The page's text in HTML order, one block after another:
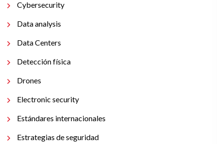
Cybersecurity
Data analysis
Data Centers
Detección física
Drones
Electronic security
Estándares internacionales
Estrategias de seguridad